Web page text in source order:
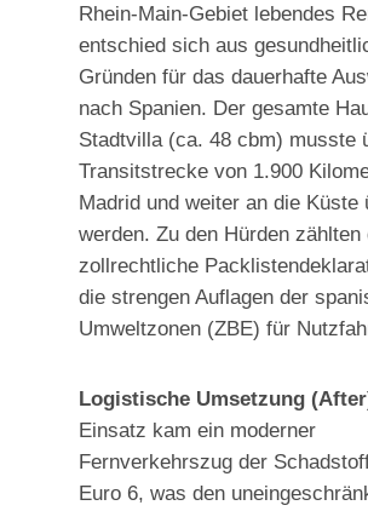
Rhein-Main-Gebiet lebendes
entschied sich aus
Gründen für das dauerhafte
nach Spanien. Der gesamte
Stadtvilla (ca. 48 cbm) musste
Transitstrecke von 1.900
Madrid und weiter an die Küste
werden. Zu den Hürden zählten
zollrechtliche
die strengen Auflagen der
Umweltzonen (ZBE) für
Logistische Umsetzung
Einsatz kam ein moderner
Fernverkehrszug der
Euro 6, was den